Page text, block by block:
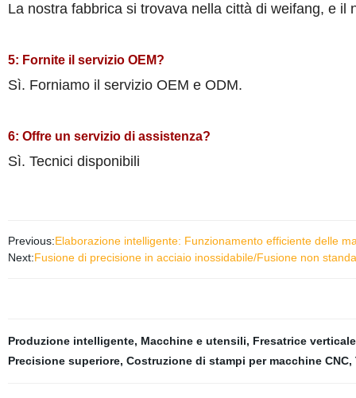
La nostra fabbrica si trovava nella città di weifang, e
5: Fornite il servizio OEM?
Sì. Forniamo il servizio OEM e ODM.
6: Offre un servizio di assistenza?
Sì. Tecnici disponibili
Previous:Elaborazione intelligente: Funzionamento efficiente delle
Next:Fusione di precisione in acciaio inossidabile/Fusione non
Produzione intelligente, Macchine e utensili, Fresatrice
Precisione superiore, Costruzione di stampi per macchine CNC,